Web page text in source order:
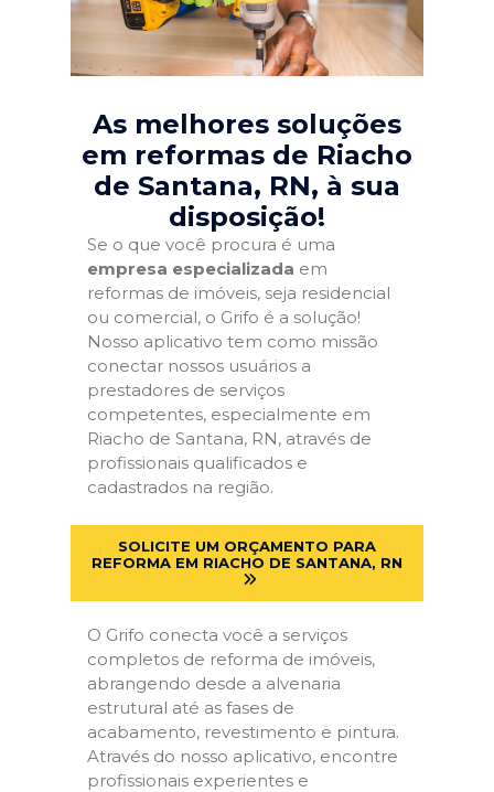
As melhores soluções
em reformas de Riacho
de Santana, RN, à sua
disposição!
Se o que você procura é uma
empresa especializada em
reformas de imóveis, seja residencial
ou comercial, o Grifo é a solução!
Nosso aplicativo tem como missão
conectar nossos usuários a
prestadores de serviços
competentes, especialmente em
Riacho de Santana, RN, através de
profissionais qualificados e
cadastrados na região.
SOLICITE UM ORÇAMENTO PARA
REFORMA EM RIACHO DE SANTANA, RN
O Grifo conecta você a serviços
completos de reforma de imóveis,
abrangendo desde a alvenaria
estrutural até as fases de
acabamento, revestimento e pintura.
Através do nosso aplicativo, encontre
profissionais experientes e